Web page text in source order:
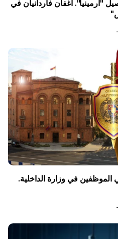
أغفان فاردانيان في
في وزارة الداخلية.